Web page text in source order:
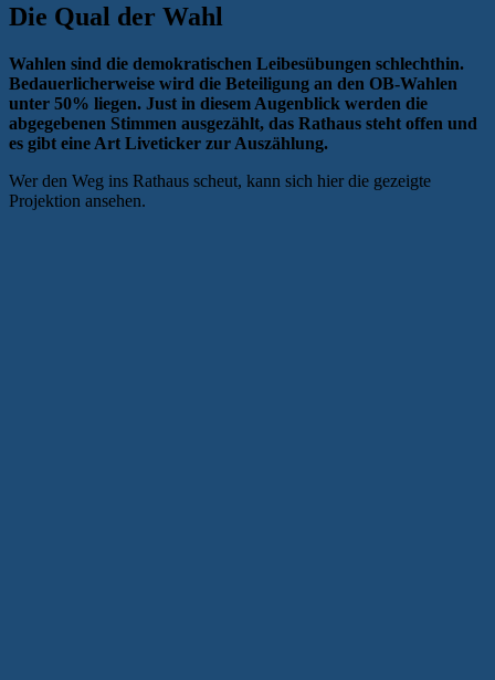
Die Qual der Wahl
Wahlen sind die demokratischen Leibesübungen schlechthin.
Bedauerlicherweise wird die Beteiligung an den OB-Wahlen
unter 50% liegen. Just in diesem Augenblick werden die
abgegebenen Stimmen ausgezählt, das Rathaus steht offen und
es gibt eine Art Liveticker zur Auszählung.
Wer den Weg ins Rathaus scheut, kann sich hier die gezeigte
Projektion ansehen.